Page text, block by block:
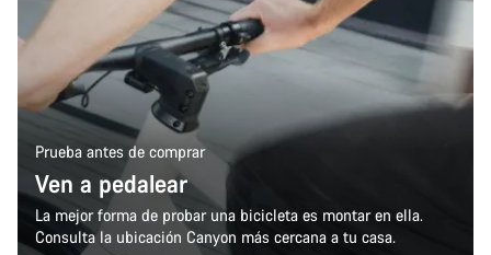
Prueba antes de comprar
Ven a pedalear
La mejor forma de probar una bicicleta es montar en ella.
Consulta la ubicación Canyon más cercana a tu casa.